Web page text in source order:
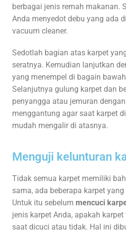
berbagai jenis remah makanan.
Anda menyedot debu yang ada
vacuum cleaner.
Sedotlah bagian atas karpet
seratnya. Kemudian lanjutkan
yang menempel di bagain
Selanjutnya gulung karpet dan
penyangga atau jemuran
menggantung agar saat karpet
mudah mengalir di atasnya.
Menguji kelunturan
Tidak semua karpet memiliki
sama, ada beberapa karpet
Untuk itu sebelum mencuci
jenis karpet Anda, apakah
saat dicuci atau tidak. Hal ini